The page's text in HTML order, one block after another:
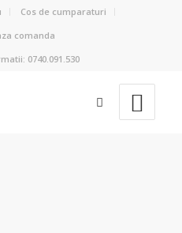
Cos de cumparaturi
comanda
0740.091.530